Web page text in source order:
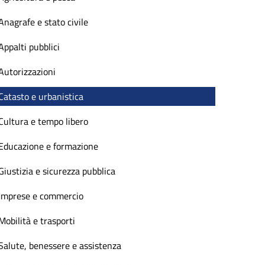
e stato civile
pubblici
e urbanistica
e tempo libero
e formazione
e sicurezza pubblica
e commercio
e trasporti
benessere e assistenza